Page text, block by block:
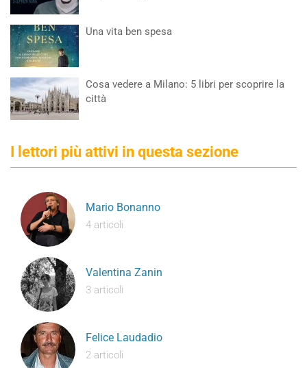
Una vita ben spesa
Cosa vedere a Milano: 5 libri per scoprire la
città
I lettori più attivi in questa sezione
Mario Bonanno
4 articoli
Valentina Zanin
3 articoli
Felice Laudadio
2 articoli